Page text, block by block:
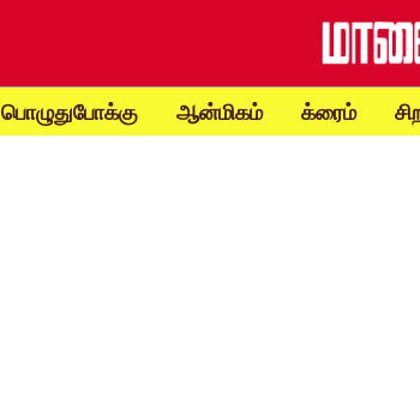
பொழுதுபோக்கு ஆன்மிகம் க்ரைம்